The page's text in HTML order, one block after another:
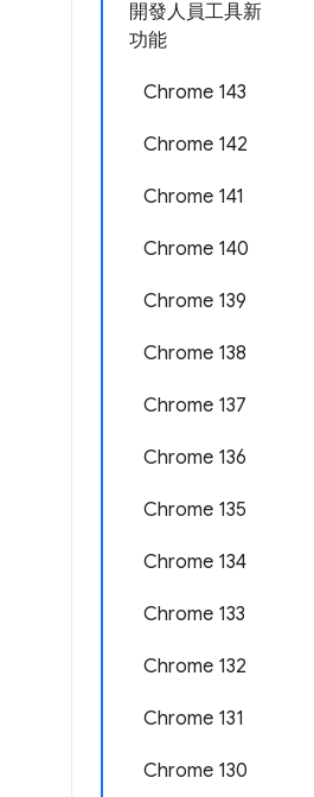
開發人員工具新
功能
Chrome 143
Chrome 142
Chrome 141
Chrome 140
Chrome 139
Chrome 138
Chrome 137
Chrome 136
Chrome 135
Chrome 134
Chrome 133
Chrome 132
Chrome 131
Chrome 130